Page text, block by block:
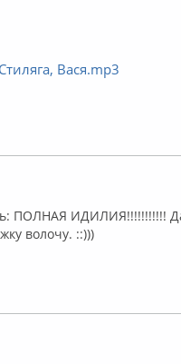
Вася.mp3
ПОЛНАЯ ИДИЛИЯ!!!!!!!!!!!
волочу. ::)))